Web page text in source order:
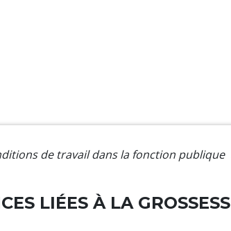
de travail dans la fonction publique
LIÉES À LA